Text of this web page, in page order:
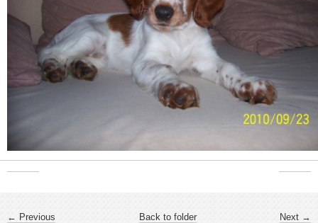
← Previous Next →
Back to folder